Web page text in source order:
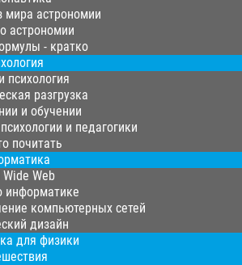
мира астрономии
астрономии
- кратко
психология
разгрузка
и обучении
и педагогики
почитать
Web
информатике
компьютерных сетей
дизайн
для физики